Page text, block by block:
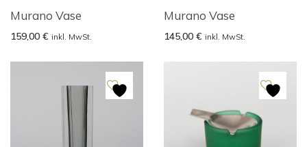
Murano Vase
159,00 € inkl. MwSt.
Murano Vase
145,00 € inkl. MwSt.